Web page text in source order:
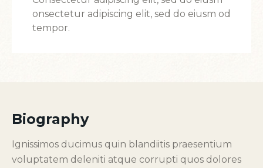
onsectetur adipiscing elit, sed do eiusm od
tempor.
Biography
Ignissimos ducimus quin blandiitis praesentium
voluptatem deleniti atque corrupti quos dolores